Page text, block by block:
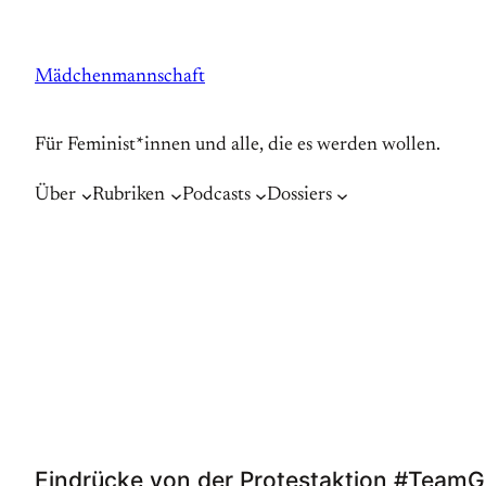
springen
Mädchenmannschaft
Für Feminist*innen und alle, die es werden wollen.
Über Rubriken Podcasts Dossiers
Eindrücke von der Protestaktion